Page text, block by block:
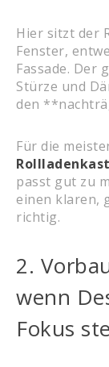
Hier sitzt der
Fenster,
Fassade. Der
Stürze und
den
Für die
passt gut zu
einen klaren,
richtig.
2.
wenn
Fokus